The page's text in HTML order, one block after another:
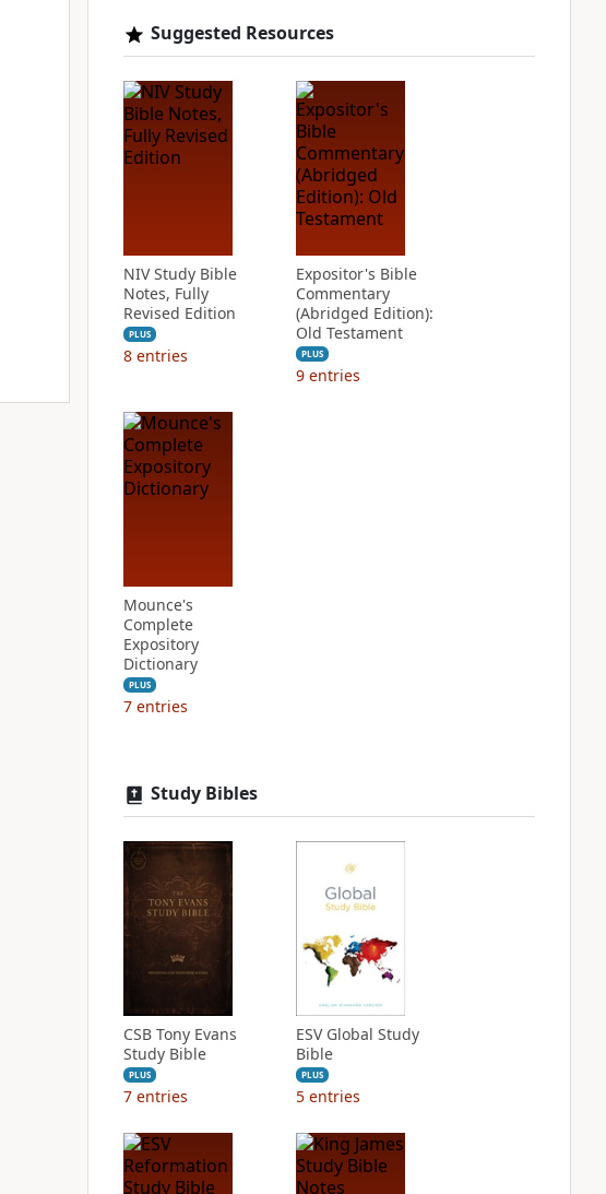
Suggested Resources
NIV Study Bible
Notes, Fully
Revised Edition
PLUS
8 entries
Expositor's Bible
Commentary
(Abridged Edition):
Old Testament
PLUS
9 entries
Mounce's
Complete
Expository
Dictionary
PLUS
7 entries
Study Bibles
CSB Tony Evans
Study Bible
PLUS
7 entries
ESV Global Study
Bible
PLUS
5 entries